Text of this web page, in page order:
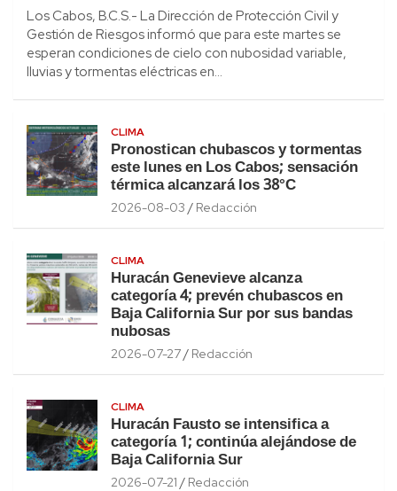
Los Cabos, B.C.S.- La Dirección de Protección Civil y
Gestión de Riesgos informó que para este martes se
esperan condiciones de cielo con nubosidad variable,
lluvias y tormentas eléctricas en…
CLIMA
Pronostican chubascos y tormentas
este lunes en Los Cabos; sensación
térmica alcanzará los 38°C
2026-08-03 Redacción
CLIMA
Huracán Genevieve alcanza
categoría 4; prevén chubascos en
Baja California Sur por sus bandas
nubosas
2026-07-27 Redacción
CLIMA
Huracán Fausto se intensifica a
categoría 1; continúa alejándose de
Baja California Sur
2026-07-21 Redacción